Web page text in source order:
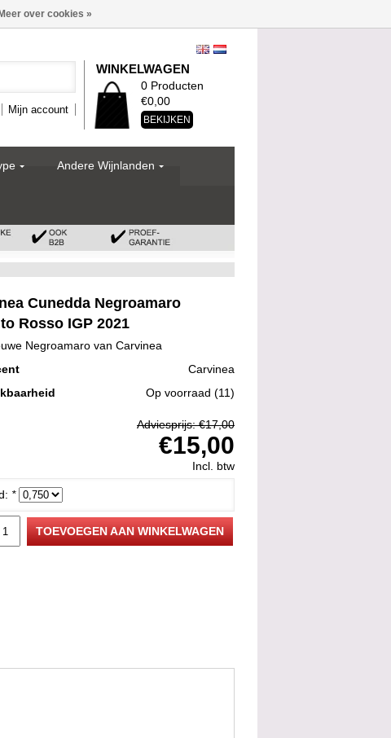
Mijn account
WINKELWAGEN
0 Producten
€0,00
BEKIJKEN
Andere Wijnlanden
Cunedda Negroamaro
Rosso IGP 2021
Negroamaro van Carvinea
Carvinea
Op voorraad (11)
Adviesprijs: €17,00
€15,00
Incl. btw
*
TOEVOEGEN AAN WINKELWAGEN
Meer over cookies »